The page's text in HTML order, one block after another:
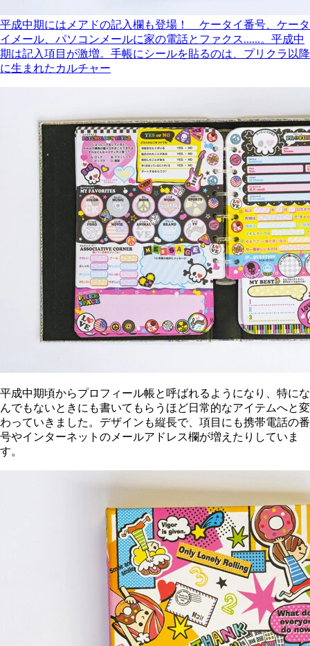
平成中期にはメアドの記入欄も登場！ ケータイ番号、ケータ
イメール、パソコンメールに家の電話とファクス......。平成中
期は記入項目が激増。手帳にシールを貼るのは、プリクラ以降
に生まれたカルチャー
平成中期頃からプロフィール帳と呼ばれるようになり、特にな
んでもないときにも書いてもらうほど日常的なアイテムへと変
わっていきました。デザインも縦長で、項目にも携帯電話の番
号やインターネットのメールアドレス欄が増えたりしていま
す。